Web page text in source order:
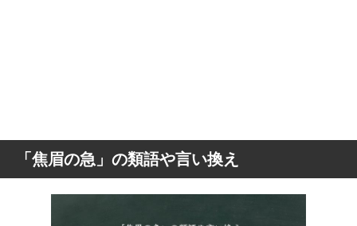
「焦眉の急」の類語や言い換え